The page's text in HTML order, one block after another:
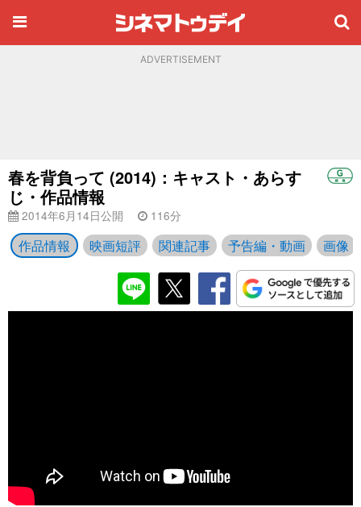
ADVERTISEMENT
春を背負って (2014)：キャスト・あらす
じ・作品情報
2014年6月14日公開 116分
作品情報 映画短評 関連記事 予告編・動画 画像